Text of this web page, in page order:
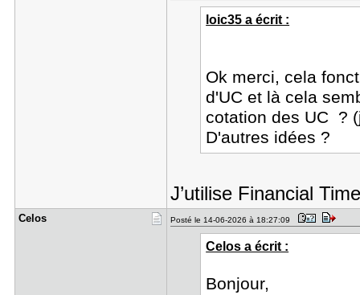
loic35 a écrit :
Ok merci, cela
d'UC et là cela
cotation des UC ?
D'autres idées ?
J’utilise Financial
Celos Posté le 14-06-2026 à 18:27:09
Celos a écrit :
Bonjour,